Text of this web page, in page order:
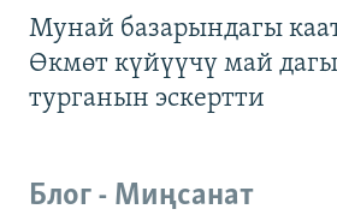
Мунай базарындагы
Өкмөт күйүүчү май
турганын эскертти
Блог - Миңсанат